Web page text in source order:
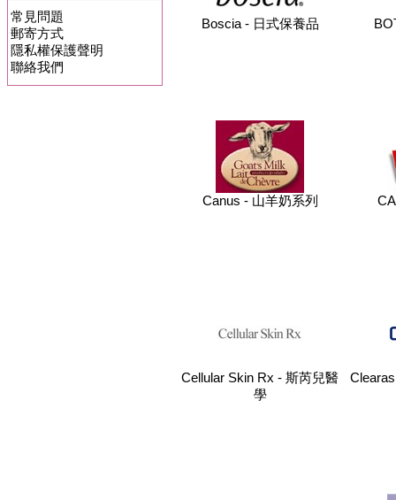
常見問題
郵寄方式
隱私權保護聲明
聯絡我們
Boscia - 日式保養品
Canus - 山羊奶系列
Cellular Skin Rx - 斯芮兒醫
學